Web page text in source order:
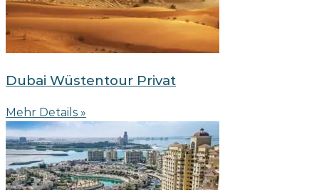
Dubai Wüstentour Privat
Mehr Details »